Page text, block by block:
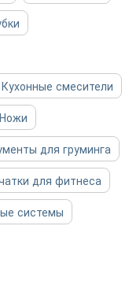
Кухонные смесители
Ножи
для груминга
для фитнеса
системы